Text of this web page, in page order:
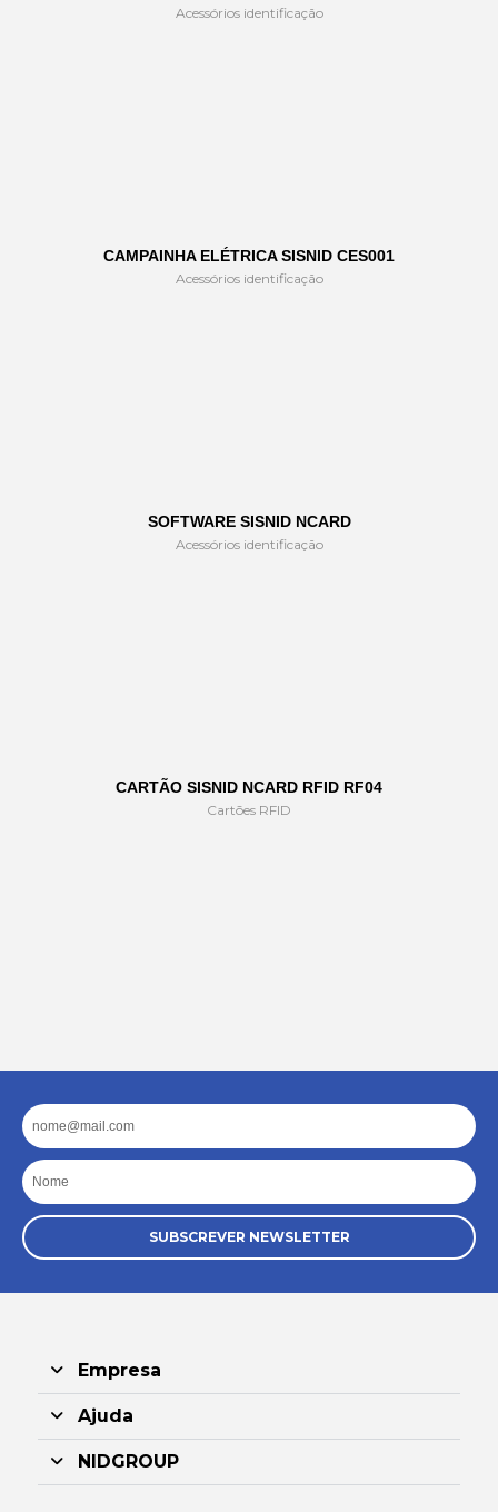
Acessórios identificação
CAMPAINHA ELÉTRICA SISNID CES001
Acessórios identificação
SOFTWARE SISNID NCARD
Acessórios identificação
CARTÃO SISNID NCARD RFID RF04
Cartões RFID
Email
Nome
SUBSCREVER NEWSLETTER
Empresa
Ajuda
NIDGROUP